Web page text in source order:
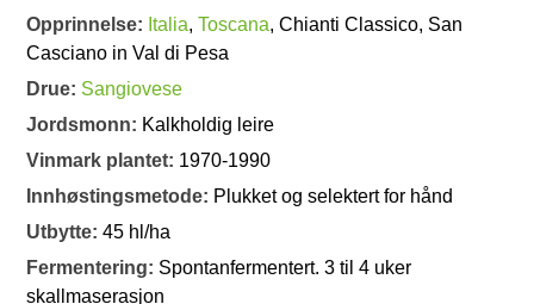
Opprinnelse: Italia,Toscana, Chianti Classico, San
Casciano in Val di Pesa
Drue: Sangiovese
Jordsmonn: Kalkholdig leire
Vinmark plantet: 1970-1990
Innhøstingsmetode: Plukket og selektert for hånd
Utbytte:45 hl/ha
Fermentering: Spontanfermentert. 3 til 4 uker
skallmaserasjon